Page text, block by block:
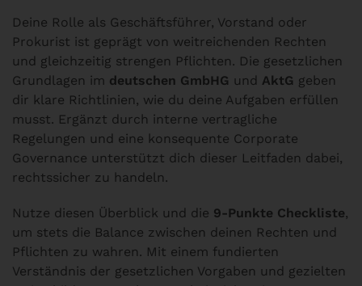
Deine Rolle als Geschäftsführer, Vorstand oder
Prokurist ist geprägt von weitreichenden Rechten
und gleichzeitig strengen Pflichten. Die gesetzlichen
Grundlagen im deutschen GmbHG und AktG geben
dir klare Richtlinien, wie du deine Aufgaben erfüllen
musst. Ergänzt durch interne vertragliche
Regelungen und eine konsequente Corporate
Governance unterstützt dich dieser Leitfaden dabei,
rechtssicher zu handeln.
Nutze diesen Überblick und die 9-Punkte Checkliste,
um stets die Balance zwischen deinen Rechten und
Pflichten zu wahren. Mit einem fundierten
Verständnis der gesetzlichen Vorgaben und gezielten